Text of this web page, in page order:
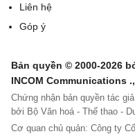
Liên hệ
Góp ý
Bản quyền © 2000-2026
INCOM Communications
Chứng nhận bản quyền tác
bởi Bộ Văn hoá - Thể thao -
Cơ quan chủ quản: Công ty